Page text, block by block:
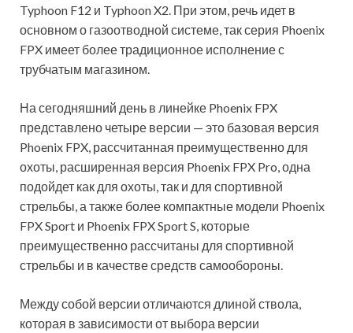
Typhoon F12 и Typhoon X2. При этом, речь идет в
основном о газоотводной системе, так серия Phoenix
FPX имеет более традиционное исполнение с
трубчатым магазином.
На сегодняшний день в линейке Phoenix FPX
представлено четыре версии — это базовая версия
Phoenix FPX, рассчитанная преимущественно для
охоты, расширенная версия Phoenix FPX Pro, одна
подойдет как для охоты, так и для спортивной
стрельбы, а также более компактные модели Phoenix
FPX Sport и Phoenix FPX Sport S, которые
преимущественно рассчитаны для спортивной
стрельбы и в качестве средств самообороны.
Между собой версии отличаются длиной ствола,
которая в зависимости от выбора версии